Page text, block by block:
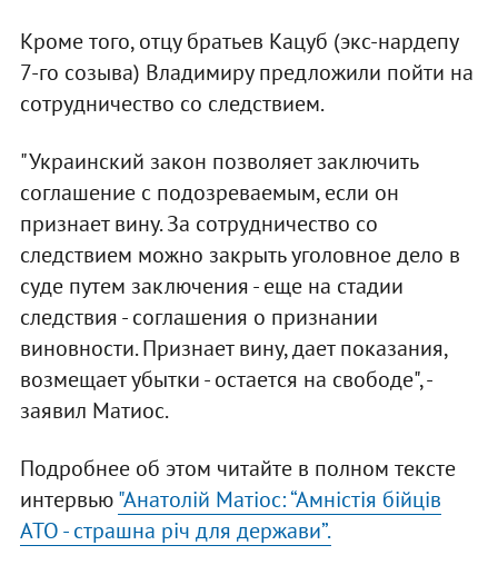
Кроме того, отцу братьев Кацуб (экс-нардепу
7-го созыва) Владимиру предложили пойти на
сотрудничество со следствием.
"Украинский закон позволяет заключить
соглашение с подозреваемым, если он
признает вину. За сотрудничество со
следствием можно закрыть уголовное дело в
суде путем заключения - еще на стадии
следствия - соглашения о признании
виновности. Признает вину, дает показания,
возмещает убытки - остается на свободе", -
заявил Матиос.
Подробнее об этом читайте в полном тексте
интервью"Анатолій Матіос: “Амністія бійців
АТО - страшна річ для держави”.